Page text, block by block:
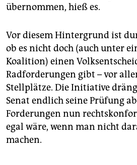
übernommen, hieß es.
Vor diesem Hintergrund ist
ob es nicht doch (auch unter
Koalition) einen
Radforderungen gibt – vor
Stellplätze. Die Initiative
Senat endlich seine Prüfung
Forderungen nun
egal wäre, wenn man nicht
machen.